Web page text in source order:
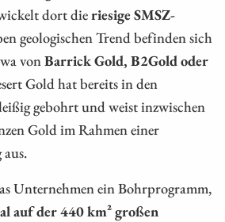
dort dieriesige SMSZ-
geologischen Trend befinden sich
vonBarrick Gold, B2Gold oder
Gold hat bereits in den
gebohrt und weist inzwischen
Gold im Rahmen einer
aus.
Unternehmen ein Bohrprogramm,
auf der 440 km² großen